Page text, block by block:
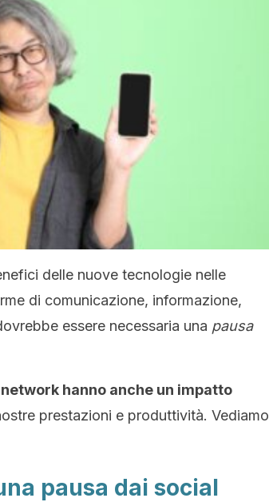
delle nuove tecnologie nelle
di comunicazione, informazione,
essere necessaria una pausa
hanno anche un impatto
prestazioni e produttività. Vediamo
pausa dai social